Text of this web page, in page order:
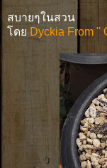
สบายๆในสวน
โดย Dyckia From "